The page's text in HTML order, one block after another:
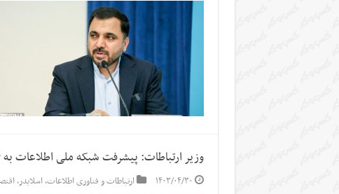
وزیر ارتباطات: پیشرفت شبکه ملی اطلاعات به ۶۴ درصد رسید
۱۴۰۳/۰۴/۳۰ ارتباطات و فناوری اطلاعات,اسلایدر,